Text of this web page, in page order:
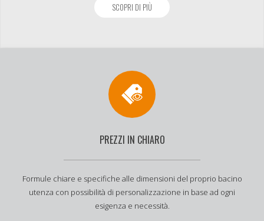
SCOPRI DI PIÙ
PREZZI IN CHIARO
Formule chiare e specifiche alle dimensioni del proprio bacino
utenza con possibilità di personalizzazione in base ad ogni
esigenza e necessità.